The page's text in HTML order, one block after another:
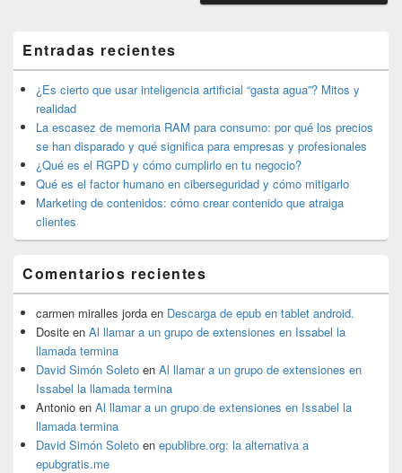
widget
barra
lateral
primaria
Entradas recientes
¿Es cierto que usar inteligencia artificial “gasta agua”? Mitos y
realidad
La escasez de memoria RAM para consumo: por qué los precios
se han disparado y qué significa para empresas y profesionales
¿Qué es el RGPD y cómo cumplirlo en tu negocio?
Qué es el factor humano en ciberseguridad y cómo mitigarlo
Marketing de contenidos: cómo crear contenido que atraiga
clientes
Comentarios recientes
carmen miralles jorda en Descarga de epub en tablet android.
Dosite en Al llamar a un grupo de extensiones en Issabel la
llamada termina
David Simón Soleto en Al llamar a un grupo de extensiones en
Issabel la llamada termina
Antonio en Al llamar a un grupo de extensiones en Issabel la
llamada termina
David Simón Soleto en epublibre.org: la alternativa a
epubgratis.me